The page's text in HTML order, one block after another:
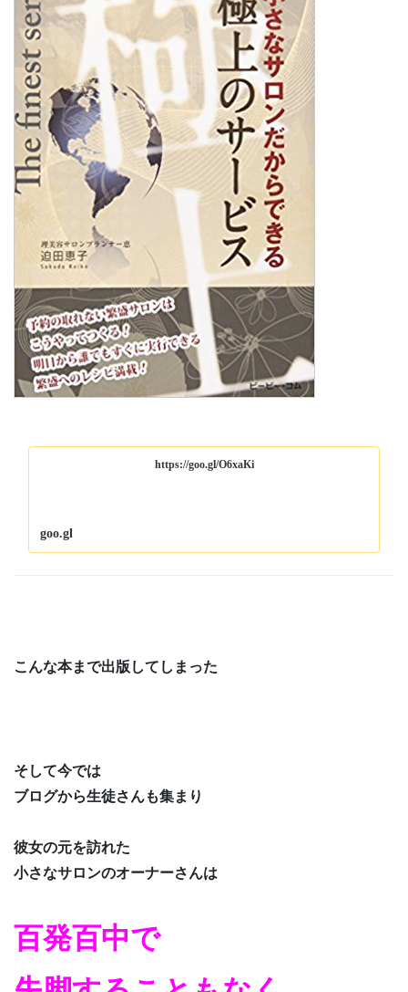
https://goo.gl/O6xaKi
goo.gl
こんな本まで出版してしまった
そして今では
ブログから生徒さんも集まり
彼女の元を訪れた
小さなサロンのオーナーさんは
百発百中で